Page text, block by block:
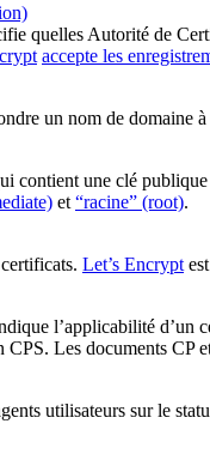
quelles Autorité de
accepte les
un nom de domaine
contient une clé publique
et “racine” (root).
certificats. Let’s Encrypt
l’applicabilité d’un
CPS. Les documents CP
utilisateurs sur le